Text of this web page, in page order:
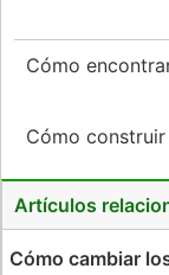
Cómo
Cómo
Artículos
Cómo cambiar